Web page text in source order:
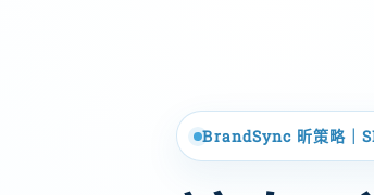
BrandSync 昕策略｜